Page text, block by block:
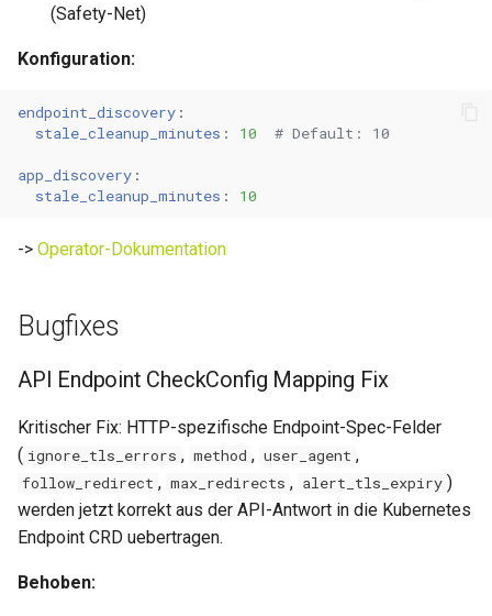
(Safety-Net)
Konfiguration:
endpoint_discovery :
stale_cleanup_minutes : 10 # Default: 10
app_discovery :
stale_cleanup_minutes : 10
-> Operator-Dokumentation
Bugfixes
API Endpoint CheckConfig Mapping Fix
Kritischer Fix: HTTP-spezifische Endpoint-Spec-Felder
( ignore_tls_errors , method , user_agent ,
follow_redirect , max_redirects , alert_tls_expiry )
werden jetzt korrekt aus der API-Antwort in die Kubernetes
Endpoint CRD uebertragen.
Behoben: